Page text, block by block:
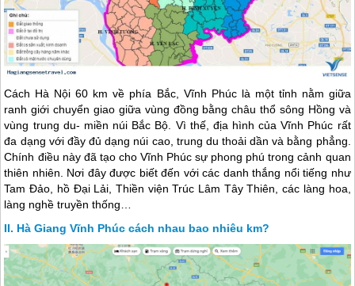
Cách Hà Nội 60 km về phía Bắc, Vĩnh Phúc là một tỉnh nằm giữa
ranh giới chuyển giao giữa vùng đồng bằng châu thổ sông Hồng và
vùng trung du- miền núi Bắc Bộ. Vì thế, địa hình của Vĩnh Phúc rất
đa dạng với đầy đủ dạng núi cao, trung du thoải dần và bằng phẳng.
Chính điều này đã tạo cho Vĩnh Phúc sự phong phú trong cảnh quan
thiên nhiên. Nơi đây được biết đến với các danh thắng nổi tiếng như
Tam Đảo, hồ Đại Lải, Thiền viện Trúc Lâm Tây Thiên, các làng hoa,
làng nghề truyền thống…
Hà Giang Vĩnh Phúc cách nhau bao nhiêu km?